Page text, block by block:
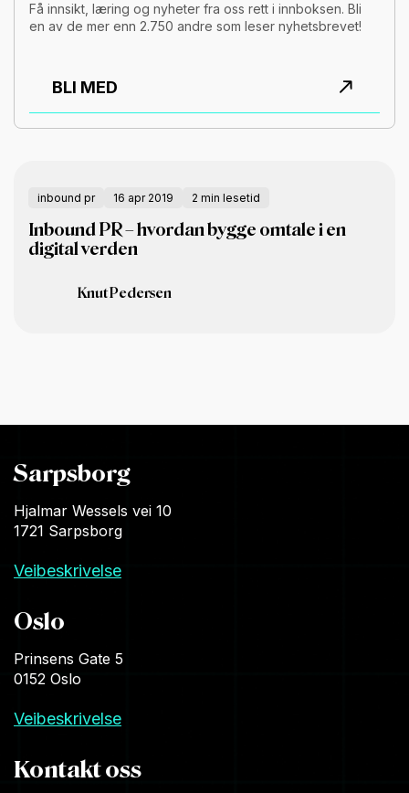
Få innsikt, læring og nyheter fra oss rett i innboksen. Bli
en av de mer enn 2.750 andre som leser nyhetsbrevet!
BLI MED
inbound pr 16 apr 2019 2 min lesetid
Inbound PR – hvordan bygge omtale i en
digital verden
Knut Pedersen
Sarpsborg
Hjalmar Wessels vei 10
1721 Sarpsborg
Veibeskrivelse
Oslo
Prinsens Gate 5
0152 Oslo
Veibeskrivelse
Kontakt oss